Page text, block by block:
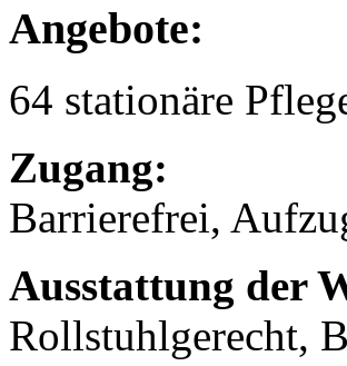
Angebote:
64 stationäre
Zugang:
Barrierefrei,
Ausstattung der
Rollstuhlgerecht,